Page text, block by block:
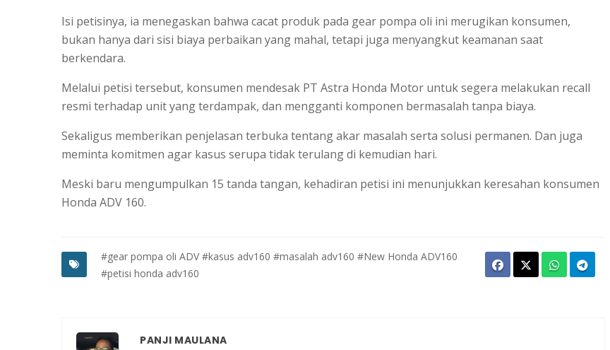
Isi petisinya, ia menegaskan bahwa cacat produk pada gear pompa oli ini merugikan konsumen,
bukan hanya dari sisi biaya perbaikan yang mahal, tetapi juga menyangkut keamanan saat
berkendara.
Melalui petisi tersebut, konsumen mendesak PT Astra Honda Motor untuk segera melakukan recall
resmi terhadap unit yang terdampak, dan mengganti komponen bermasalah tanpa biaya.
Sekaligus memberikan penjelasan terbuka tentang akar masalah serta solusi permanen. Dan juga
meminta komitmen agar kasus serupa tidak terulang di kemudian hari.
Meski baru mengumpulkan 15 tanda tangan, kehadiran petisi ini menunjukkan keresahan konsumen
Honda ADV 160.
#gear pompa oli ADV #kasus adv160 #masalah adv160 #New Honda ADV160
#petisi honda adv160
PANJI MAULANA